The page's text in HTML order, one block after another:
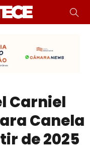
Carniel
Canela
de 2025